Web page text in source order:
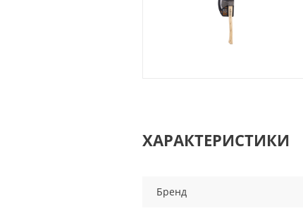
ХАРАКТЕРИСТИКИ
Бренд